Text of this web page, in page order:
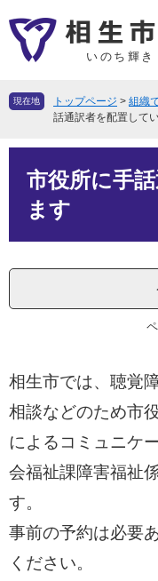
ー
先
ニ
を
へ
いのち輝き
現在地 トップページ > 組織
話通訳者を配置して
市役所に手
ます
相生市では、聴覚
相談などのため市
によるコミュニケ
会福祉課障害福祉
す。
事前の予約は必要
ください。